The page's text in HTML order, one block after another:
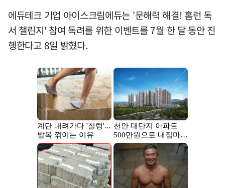
에듀테크 기업 아이스크림에듀는 '문해력 해결! 홈런 독
서 챌린지' 참여 독려를 위한 이벤트를 7월 한 달 동안 진
행한다고 8일 밝혔다.